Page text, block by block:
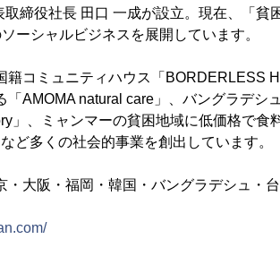
取締役社長 田口 一成が設立。現在、「貧
ーシャルビジネスを展開しています。
籍コミュニティハウス「BORDERLESS
「AMOMA natural care」、バングラデシ
」、ミャンマーの貧困地域に低価格で食
ど多くの社会的事業を創出しています。
・大阪・福岡・韓国・バングラデシュ・